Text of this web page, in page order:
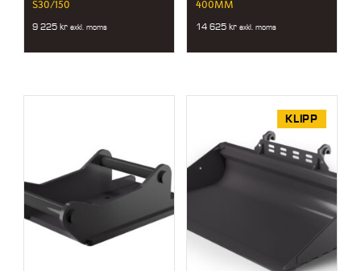
S30/150
9 225kr exkl. moms
400MM
14 625 kr exkl. moms
KLIPP